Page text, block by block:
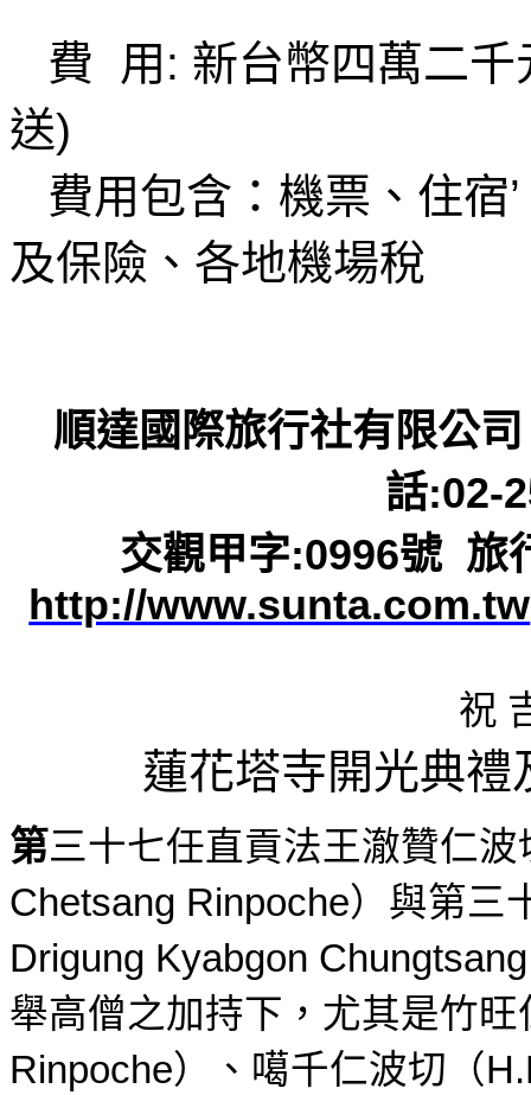
費 用 : 新台幣四萬二千
送)
費用包含：機票、住宿’
及保險、各地機場稅
順達國際旅行社有限公司
話:02-
交觀甲字:0996號 旅
http://www.sunta.com.tw
祝
蓮花塔寺開光典
第三十七任直貢法王澈贊仁波
Chetsang Rinpoche）與第三
Drigung Kyabgon
舉高僧之加持下，尤其是竹旺
Rinpoche）、噶千仁波切（